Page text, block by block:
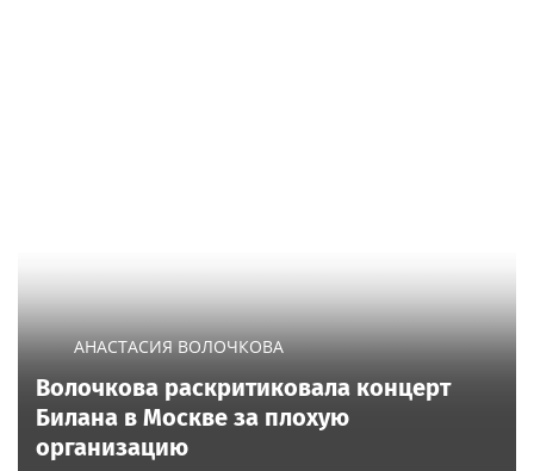
АНАСТАСИЯ ВОЛОЧКОВА
Волочкова раскритиковала концерт
Билана в Москве за плохую
организацию